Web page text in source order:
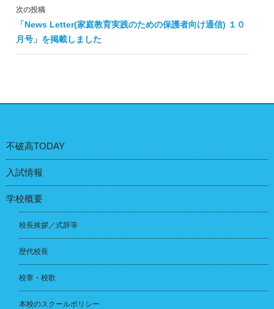
ビ
ゲ
ー
次の投稿
「News Letter(家庭教育実践のための保護者向け通信) １０
月号」を掲載しました
不破高TODAY
入試情報
学校概要
校長挨拶／式辞等
歴代校長
校章・校歌
本校のスクールポリシー